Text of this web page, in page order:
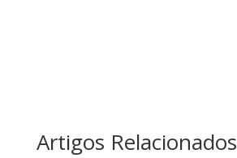
Artigos Relacionados